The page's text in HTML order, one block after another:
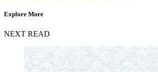
Explore More
NEXT READ